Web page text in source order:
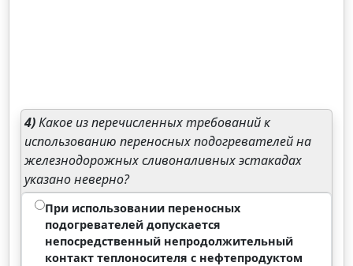
4)Какое из перечисленных требований к
использованию переносных подогревателей на
железнодорожных сливоналивных эстакадах
указано неверно?
При использовании переносных
подогревателей допускается
непосредственный непродолжительный
контакт теплоносителя с нефтепродуктом